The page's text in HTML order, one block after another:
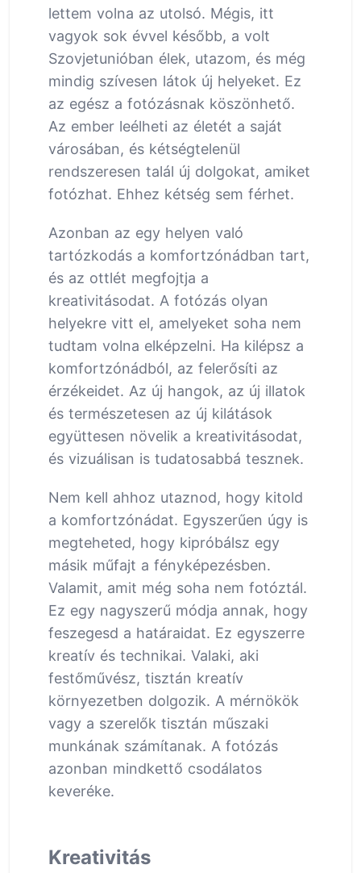
lettem volna az utolsó. Mégis, itt
vagyok sok évvel később, a volt
Szovjetunióban élek, utazom, és még
mindig szívesen látok új helyeket. Ez
az egész a fotózásnak köszönhető.
Az ember leélheti az életét a saját
városában, és kétségtelenül
rendszeresen talál új dolgokat, amiket
fotózhat. Ehhez kétség sem férhet.
Azonban az egy helyen való
tartózkodás a komfortzónádban tart,
és az ottlét megfojtja a
kreativitásodat. A fotózás olyan
helyekre vitt el, amelyeket soha nem
tudtam volna elképzelni. Ha kilépsz a
komfortzónádból, az felerősíti az
érzékeidet. Az új hangok, az új illatok
és természetesen az új kilátások
együttesen növelik a kreativitásodat,
és vizuálisan is tudatosabbá tesznek.
Nem kell ahhoz utaznod, hogy kitold
a komfortzónádat. Egyszerűen úgy is
megteheted, hogy kipróbálsz egy
másik műfajt a fényképezésben.
Valamit, amit még soha nem fotóztál.
Ez egy nagyszerű módja annak, hogy
feszegesd a határaidat. Ez egyszerre
kreatív és technikai. Valaki, aki
festőművész, tisztán kreatív
környezetben dolgozik. A mérnökök
vagy a szerelők tisztán műszaki
munkának számítanak. A fotózás
azonban mindkettő csodálatos
keveréke.
Kreativitás